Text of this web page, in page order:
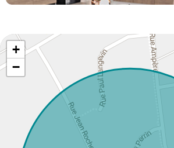
+
−